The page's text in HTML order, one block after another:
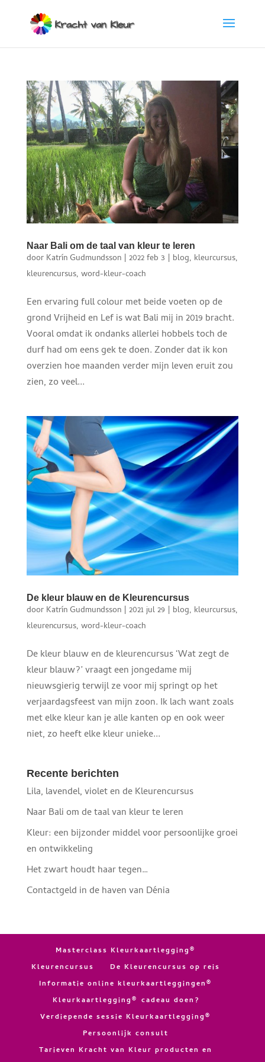
Naar Bali om de taal van kleur te leren
door Katrín Gudmundsson| 2022 feb 3 | blog, kleurcursus,
kleurencursus, word-kleur-coach
Een ervaring full colour met beide voeten op de
grond Vrijheid en Lef is wat Bali mij in 2019 bracht.
Vooral omdat ik ondanks allerlei hobbels toch de
durf had om eens gek te doen. Zonder dat ik kon
overzien hoe maanden verder mijn leven eruit zou
zien, zo veel...
De kleur blauw en de Kleurencursus
door Katrín Gudmundsson| 2021 jul 29 | blog, kleurcursus,
kleurencursus, word-kleur-coach
De kleur blauw en de kleurencursus ‘Wat zegt de
kleur blauw?’ vraagt een jongedame mij
nieuwsgierig terwijl ze voor mij springt op het
verjaardagsfeest van mijn zoon. Ik lach want zoals
met elke kleur kan je alle kanten op en ook weer
niet, zo heeft elke kleur unieke...
Recente berichten
Lila, lavendel, violet en de Kleurencursus
Naar Bali om de taal van kleur te leren
Kleur: een bijzonder middel voor persoonlijke groei
en ontwikkeling
Het zwart houdt haar tegen…
Contactgeld in de haven van Dénia
Masterclass Kleurkaartlegging®
Kleurencursus
De Kleurencursus op reis
Informatie online kleurkaartleggingen®
Kleurkaartlegging® cadeau doen?
Verdiepende sessie Kleurkaartlegging®
Persoonlijk consult
Tarieven Kracht van Kleur producten en